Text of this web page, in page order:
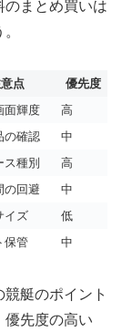
のまとめ買いは
点
優先度
面輝度
高
の確認
中
ス種別
高
の回避
中
イズ
低
保管 中
艇のポイント
優先度の高い